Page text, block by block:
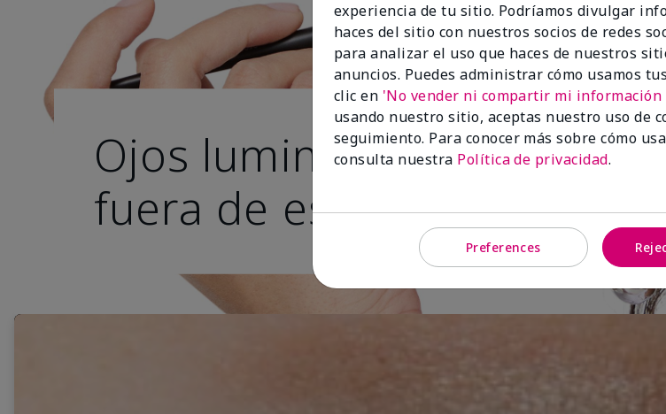
Ojos luminosos,
fuera de este mundo
experiencia de tu sitio. Podríamos divulgar
haces del sitio con nuestros socios de redes
para analizar el uso que haces de nuestros
anuncios. Puedes administrar cómo usamos
clic en 'No vender ni compartir mi información
usando nuestro sitio, aceptas nuestro uso de
seguimiento. Para conocer más sobre cómo
consulta nuestra Política de privacidad.
Preferences